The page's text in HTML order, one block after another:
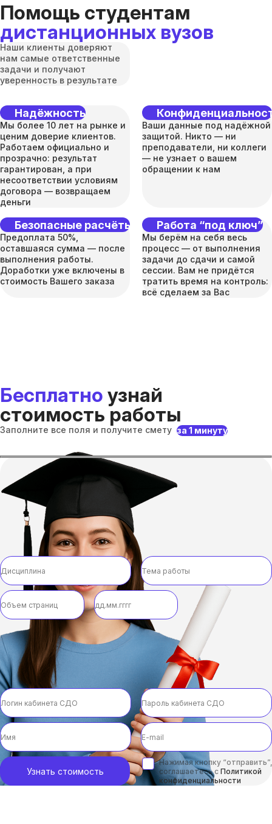
Помощь студентам
дистанционных вузов
Наши клиенты доверяют
нам самые ответственные
задачи и получают
уверенность в результате
Надёжность
Мы более 10 лет на рынке и
ценим доверие клиентов.
Работаем официально и
прозрачно: результат
гарантирован, а при
несоответствии условиям
договора — возвращаем
деньги
Ваши данные под надёжной
защитой. Никто — ни
преподаватели, ни коллеги
— не узнает о вашем
обращении к нам
Безопасные расчёты
Предоплата 50%,
оставшаяся сумма — после
выполнения работы.
Доработки уже включены в
стоимость Вашего заказа
Работа “под ключ”
Мы берём на себя весь
процесс — от выполнения
задачи до сдачи и самой
сессии. Вам не придётся
тратить время на контроль:
всё сделаем за Вас
Бесплатно узнай
стоимость работы
Заполните все поля и получите смету за 1 минуту
Узнать стоимость
Нажимая кнопку
соглашаетесь с Политикой
конфиденциальности